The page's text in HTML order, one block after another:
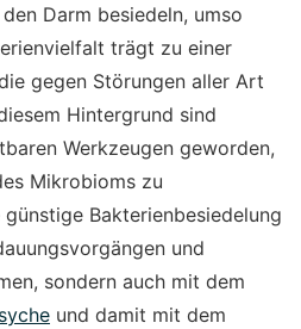
Darm besiedeln, umso
trägt zu einer
gegen Störungen aller Art
Hintergrund sind
Werkzeugen geworden,
Mikrobioms zu
Bakterienbesiedelung
und
sondern auch mit dem
und damit mit dem